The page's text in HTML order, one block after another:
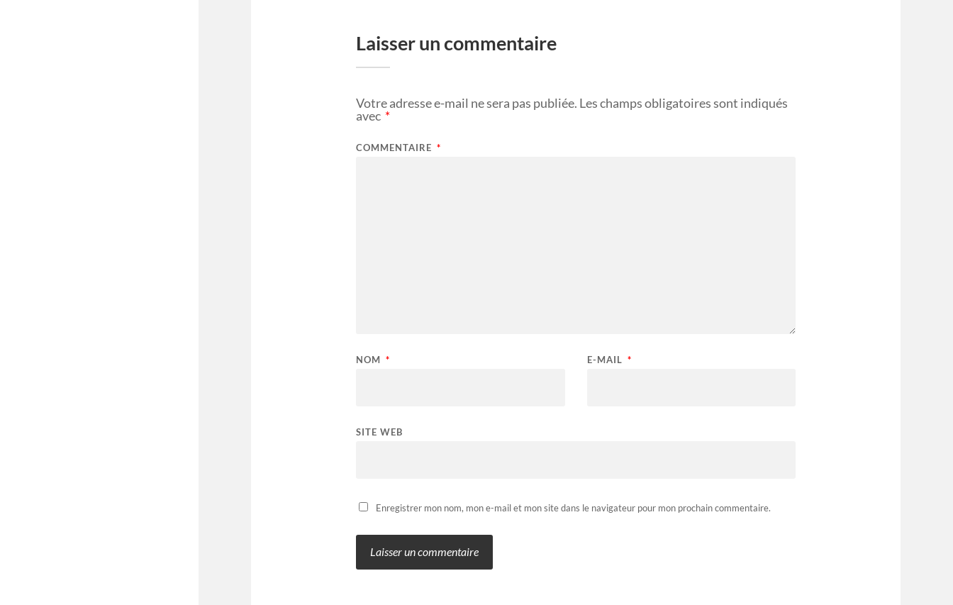
Laisser un commentaire
Votre adresse e-mail ne sera pas publiée. Les champs obligatoires sont indiqués
avec *
COMMENTAIRE *
NOM * E-MAIL *
SITE WEB
Enregistrer mon nom, mon e-mail et mon site dans le navigateur pour mon prochain commentaire.